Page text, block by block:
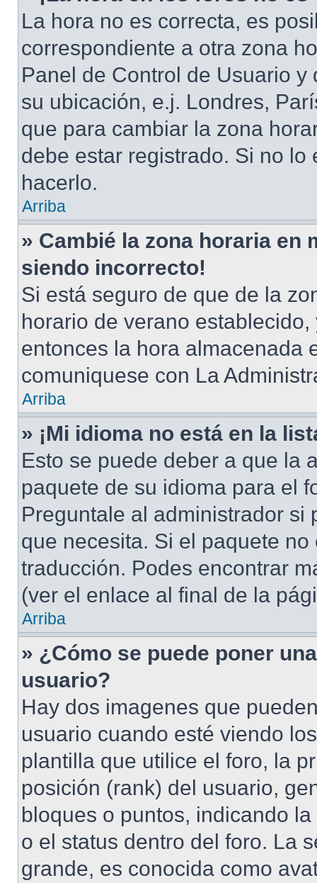
La hora no es correcta, es
correspondiente a otra zona
Panel de Control de Usuario
su ubicación, e.j. Londres,
que para cambiar la zona
debe estar registrado. Si no
hacerlo.
Arriba
» Cambié la zona horaria en
siendo incorrecto!
Si está seguro de que de la
horario de verano
entonces la hora almacenada
comuniquese con La
Arriba
» ¡Mi idioma no está en la
Esto se puede deber a que la
paquete de su idioma para el
Preguntale al administrador si
que necesita. Si el paquete
traducción. Podes encontrar
(ver el enlace al final de la
Arriba
» ¿Cómo se puede poner
usuario?
Hay dos imagenes que
usuario cuando esté viendo
plantilla que utilice el foro, la
posición (rank) del usuario,
bloques o puntos, indicando
o el status dentro del foro. La
grande, es conocida como